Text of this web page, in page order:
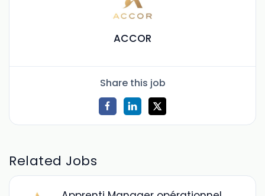
ACCOR
Share this job
Related Jobs